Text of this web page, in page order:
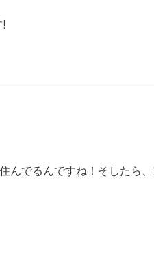
んでるんですね！そしたら